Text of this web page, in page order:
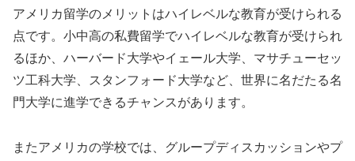
アメリカ留学のメリットはハイレベルな教育が受けられる
点です。小中高の私費留学でハイレベルな教育が受けられ
るほか、ハーバード大学やイェール大学、マサチューセッ
ツ工科大学、スタンフォード大学など、世界に名だたる名
門大学に進学できるチャンスがあります。
またアメリカの学校では、グループディスカッションやプ